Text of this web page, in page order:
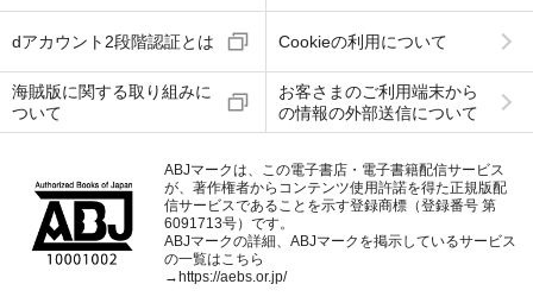
dアカウント2段階認証とは Cookieの利用について
海賊版に関する取り組みに
ついて
お客さまのご利用端末から
の情報の外部送信について
ABJマークは、この電子書店・電子書籍配信サービス
が、著作権者からコンテンツ使用許諾を得た正規版配
信サービスであることを示す登録商標（登録番号 第
6091713号）です。
ABJマークの詳細、ABJマークを掲示しているサービス
の一覧はこちら
→https://aebs.or.jp/